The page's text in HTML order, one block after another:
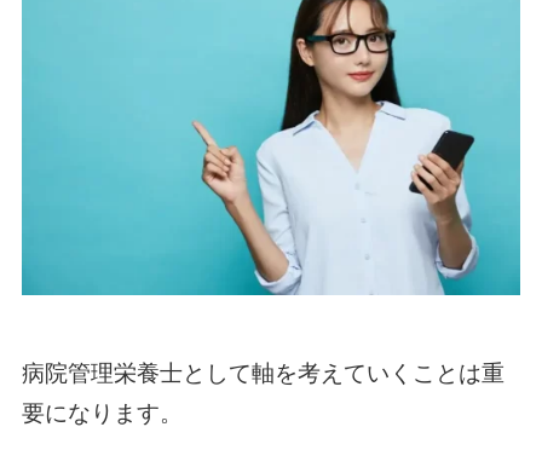
病院管理栄養士として軸を考えていくことは重
要になります。